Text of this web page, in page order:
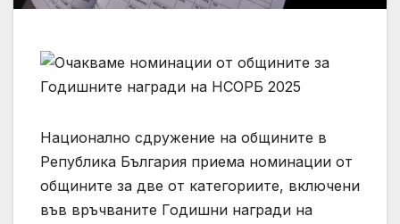
Национално сдружение на общините в
Република България приема номинации от
общините за две от категориите, включени
във връчваните Годишни награди на